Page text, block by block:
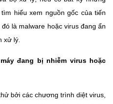
hiểu xem nguồn gốc của tiến
là malware hoặc virus đang ẩn
xử lý.
đang bị nhiễm virus hoặc
bởi các chương trình diệt virus,